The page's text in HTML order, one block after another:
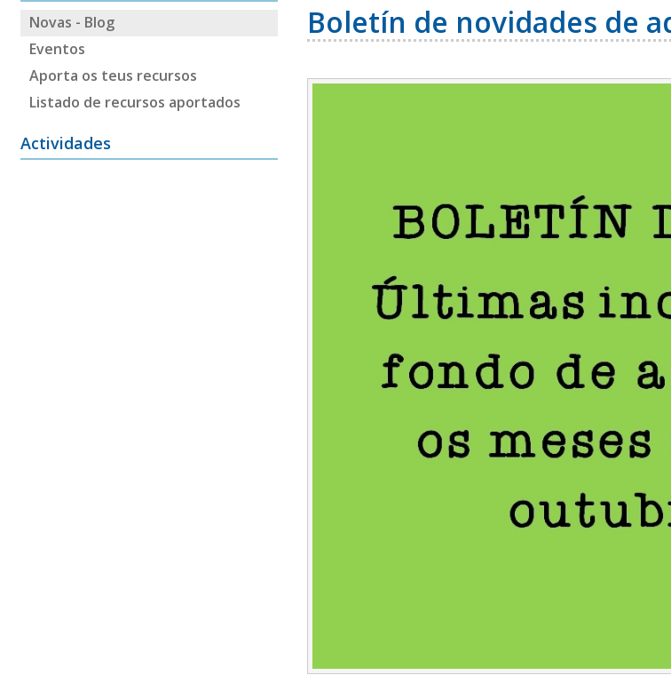
Novas - Blog
Eventos
Aporta os teus recursos
Listado de recursos aportados
Actividades
Boletín de novidades de